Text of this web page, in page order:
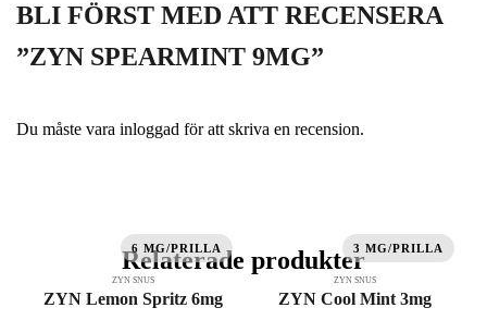
BLI FÖRST MED ATT RECENSERA
”ZYN SPEARMINT 9MG”
Du måste vara inloggad för att skriva en recension.
Relaterade produkter
6 MG/PRILLA
ZYN SNUS
ZYN Lemon Spritz 6mg
3 MG/PRILLA
ZYN SNUS
ZYN Cool Mint 3mg